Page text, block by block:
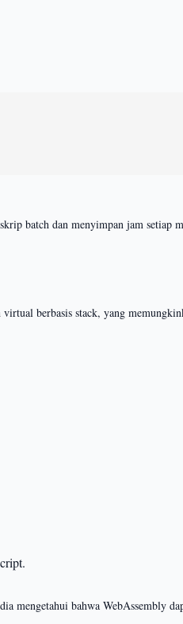
batch dan menyimpan jam setiap
berbasis stack, yang
mengetahui bahwa WebAssembly